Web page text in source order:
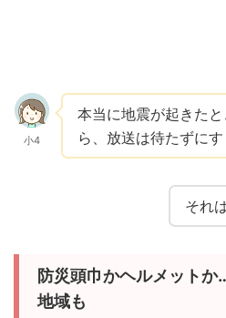
小4
本当に地震が起きた
ら、放送は待たずにす
それ
防災頭巾かヘルメット
地域も